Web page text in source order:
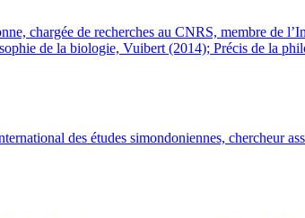
chargée de recherches au CNRS, membre de
de la biologie, Vuibert (2014); Précis de la
des études simondoniennes, chercheur